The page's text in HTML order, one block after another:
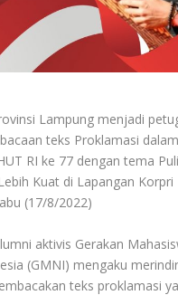
Lampung menjadi
teks Proklamasi
RI ke 77 dengan tema
Kuat di Lapangan Korpri
(17/8/2022)
aktivis Gerakan
(GMNI) mengaku
teks proklamasi